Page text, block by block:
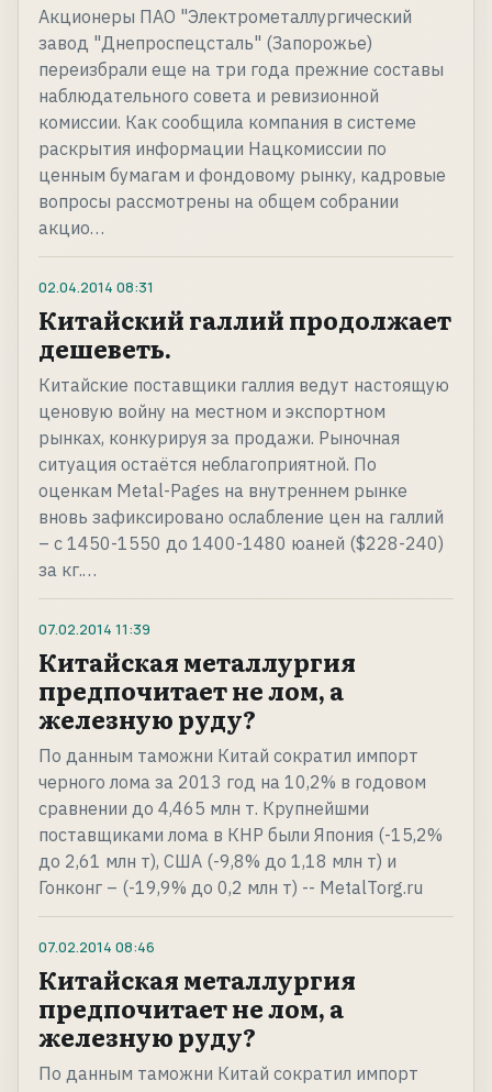
Акционеры ПАО "Электрометаллургический
завод "Днепроспецсталь" (Запорожье)
переизбрали еще на три года прежние составы
наблюдательного совета и ревизионной
комиссии. Как сообщила компания в системе
раскрытия информации Нацкомиссии по
ценным бумагам и фондовому рынку, кадровые
вопросы рассмотрены на общем собрании
акцио…
02.04.2014 08:31
Китайский галлий продолжает
дешеветь.
Китайские поставщики галлия ведут настоящую
ценовую войну на местном и экспортном
рынках, конкурируя за продажи. Рыночная
ситуация остаётся неблагоприятной. По
оценкам Metal-Pages на внутреннем рынке
вновь зафиксировано ослабление цен на галлий
– с 1450-1550 до 1400-1480 юаней ($228-240)
за кг.…
07.02.2014 11:39
Китайская металлургия
предпочитает не лом, а
железную руду?
По данным таможни Китай сократил импорт
черного лома за 2013 год на 10,2% в годовом
сравнении до 4,465 млн т. Крупнейшми
поставщиками лома в КНР были Япония (-15,2%
до 2,61 млн т), США (-9,8% до 1,18 млн т) и
Гонконг – (-19,9% до 0,2 млн т) -- MetalTorg.ru
07.02.2014 08:46
Китайская металлургия
предпочитает не лом, а
железную руду?
По данным таможни Китай сократил импорт